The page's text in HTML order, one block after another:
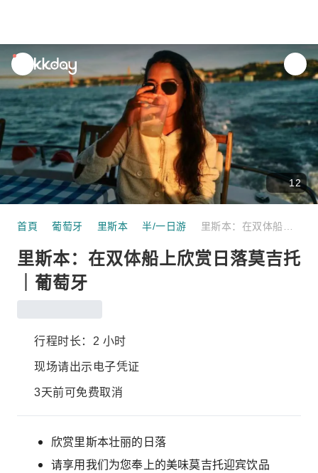
unread
notifications
12
首頁 葡萄牙 里斯本 半/一日游
里斯本：在双体船上欣赏日落莫吉托
｜葡萄牙
行程时长：2 小时
现场请出示电子凭证
3天前可免费取消
欣赏里斯本壮丽的日落
请享用我们为您奉上的美味莫吉托迎宾饮品